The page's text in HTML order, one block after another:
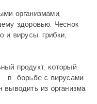
организмами,
здоровью. Чеснок
и вирусы, грибки,
продукт, который
в борьбе с вирусами
из организма